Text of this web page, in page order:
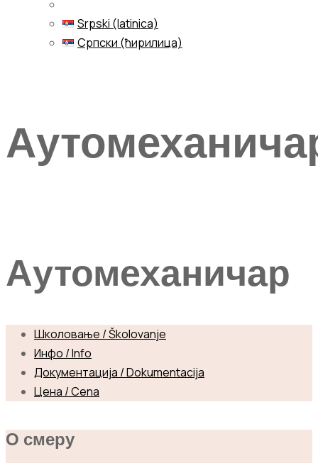
Srpski (latinica)
Српски (ћирилица)
Аутомеханичар
Школовање / Školovanje
Инфо / Info
Документација / Dokumentacija
Цена / Cena
О смеру